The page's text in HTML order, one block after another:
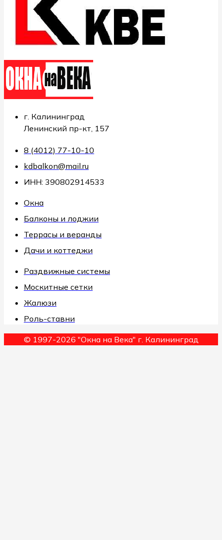
г. Калининград
Ленинский пр-кт, 157
8 (4012) 77-10-10
kdbalkon@mail.ru
ИНН: 390802914533
Окна
Балконы и лоджии
Террасы и веранды
Дачи и коттеджи
Раздвижные системы
Москитные сетки
Жалюзи
Роль-ставни
© 1997-2026 "Окна на Века" г. Калининград